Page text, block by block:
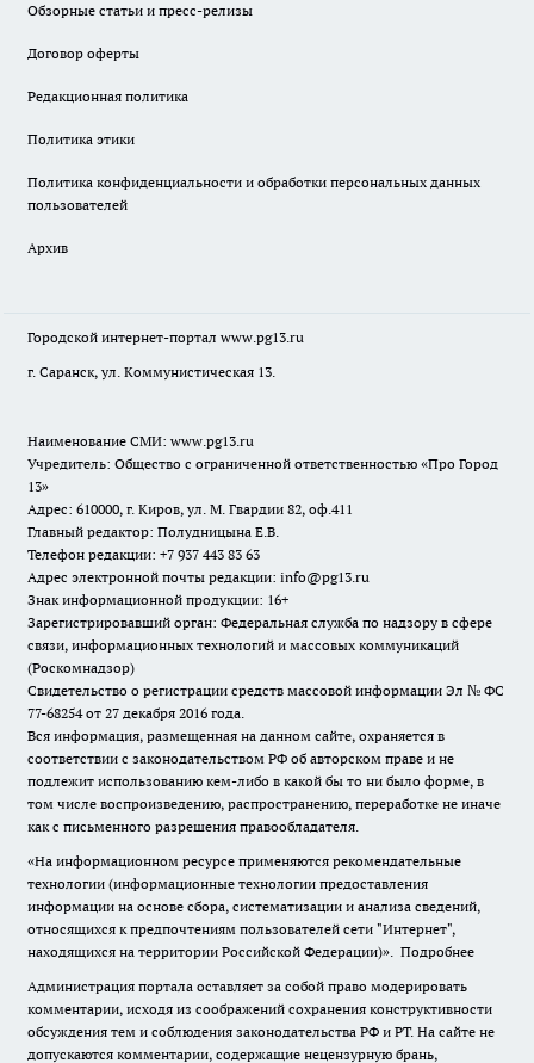
Обзорные статьи и пресс-релизы
Договор оферты
Редакционная политика
Политика этики
Политика конфиденциальности и обработки персональных данных
пользователей
Архив
Городской интернет-портал www.pg13.ru
г. Саранск, ул. Коммунистическая 13.
Наименование СМИ: www.pg13.ru
Учредитель: Общество с ограниченной ответственностью «Про Город
13»
Адрес: 610000, г. Киров, ул. М. Гвардии 82, оф.411
Главный редактор: Полудницына Е.В.
Телефон редакции: +7 937 443 83 63
Адрес электронной почты редакции: info@pg13.ru
Знак информационной продукции: 16+
Зарегистрировавший орган: Федеральная служба по надзору в сфере
связи, информационных технологий и массовых коммуникаций
(Роскомнадзор)
Свидетельство о регистрации средств массовой информации Эл № ФС
77-68254 от 27 декабря 2016 года.
Вся информация, размещенная на данном сайте, охраняется в
соответствии с законодательством РФ об авторском праве и не
подлежит использованию кем-либо в какой бы то ни было форме, в
том числе воспроизведению, распространению, переработке не иначе
как с письменного разрешения правообладателя.
«На информационном ресурсе применяются рекомендательные
технологии (информационные технологии предоставления
информации на основе сбора, систематизации и анализа сведений,
относящихся к предпочтениям пользователей сети "Интернет",
находящихся на территории Российской Федерации)». Подробнее
Администрация портала оставляет за собой право модерировать
комментарии, исходя из соображений сохранения конструктивности
обсуждения тем и соблюдения законодательства РФ и РТ. На сайте не
допускаются комментарии, содержащие нецензурную брань,